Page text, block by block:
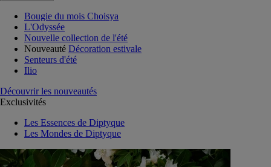
Bougie du mois Choisya
L'Odyssée
Nouvelle collection de l'été
Nouveauté Décoration estivale
Senteurs d'été
Ilio
Découvrir les nouveautés
Exclusivités
Les Essences de Diptyque
Les Mondes de Diptyque